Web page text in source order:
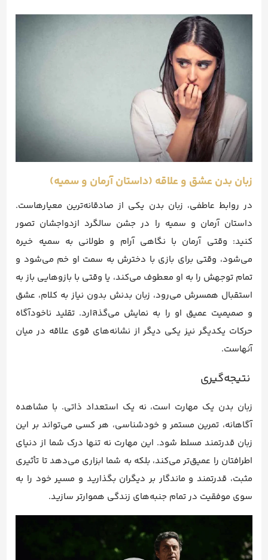
زبان بدن عشق و علاقه (داستان آرمان و سمیه)
در روابط عاطفی، زبان بدن یکی از صادقانه‌ترین معیارهاست.
داستان آرمان و سمیه را در جشن سالگرد ازدواجشان تصور
کنید: وقتی آرمان با نگاهی آرام و طولانی به سمیه خیره
می‌شود، وقتی برای بازی با دخترش به سمت او خم می‌شود و
تمام توجهش را به او معطوف می‌کند، یا وقتی با بازوهایی باز به
استقبال همسرش می‌رود، زبان بدنش بدون نیاز به کلام، عشق
و صمیمیت عمیق او را به نمایش می‌گذลارد. تقلید ناخودآگاه
حرکات یکدیگر نیز یکی دیگر از نشانه‌های قوی علاقه در میان
آنهاست.
نتیجه‌گیری
زبان بدن یک مهارت است، نه یک استعداد ذاتی. با مشاهده
آگاهانه، تمرین مستمر و خودشناسی، هر کسی می‌تواند بر این
زبان قدرتمند مسلط شود. این مهارت نه تنها درک شما از دنیای
اطرافتان را عمیق‌تر می‌کند، بلکه به شما ابزاری می‌دهد تا تأثیری
مثبت، قدرتمند و ماندگار بر دیگران بگذارید و مسیر خود را به
سوی موفقیت در تمام جنبه‌های زندگی هموارتر سازید.
ویدیو